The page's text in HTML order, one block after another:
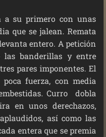
primero con unas
que se jalean. Remata
entero. A petición
las banderillas y entre
pares imponentes. El
fuerza, con media
Curro dobla
en unos derechazos,
así como las
entera que se premia